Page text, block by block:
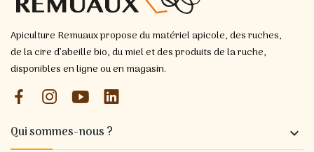
Apiculture Remuaux propose du matériel apicole, des ruches,
de la cire d’abeille bio, du miel et des produits de la ruche,
disponibles en ligne ou en magasin.
Qui sommes-nous ? 